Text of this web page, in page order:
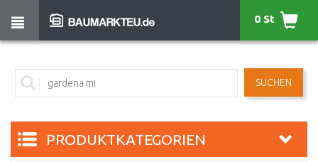
SUCHEN
0 St
PRODUKTKATEGORIEN